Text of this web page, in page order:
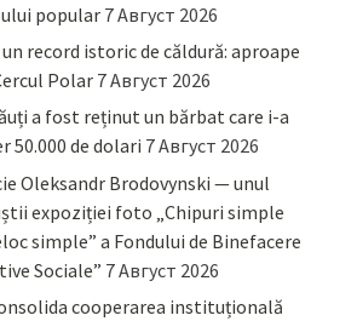
popular 7 Август 2026
record istoric de căldură: aproape
Polar 7 Август 2026
a fost reținut un bărbat care i-a
50.000 de dolari 7 Август 2026
Oleksandr Brodovynski — unul
expoziției foto „Chipuri simple
simple” a Fondului de Binefacere
Sociale” 7 Август 2026
cooperarea instituțională